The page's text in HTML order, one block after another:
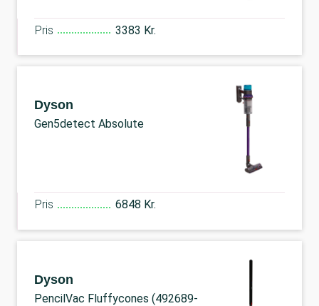
Pris 3383 Kr.
Dyson
Gen5detect Absolute
Pris 6848 Kr.
Dyson
PencilVac Fluffycones (492689-